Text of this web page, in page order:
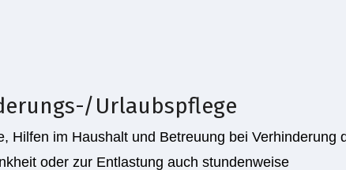
Urlaubspflege
Hilfen im Haushalt und Betreu­ung bei Verhinderung
oder zur Entlastung auch stundenweise